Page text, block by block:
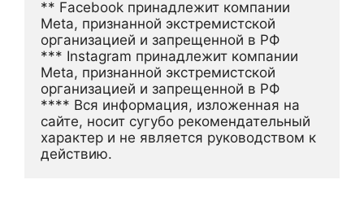
** Facebook принадлежит компании
Meta, признанной экстремистской
организацией и запрещенной в РФ
*** Instagram принадлежит компании
Meta, признанной экстремистской
организацией и запрещенной в РФ
**** Вся информация, изложенная на
сайте, носит сугубо рекомендательный
характер и не является руководством к
действию.